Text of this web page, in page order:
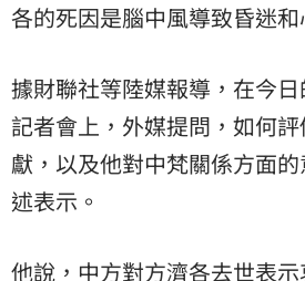
各的死因是腦中風導致昏迷和
據財聯社等陸媒報導，在今
記者會上，外媒提問，如何
獻，以及他對中梵關係方面
述表示。
他說，中方對方濟各去世表